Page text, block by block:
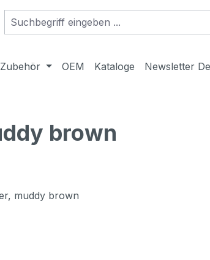
Zubehör OEM Kataloge Newsletter
brown